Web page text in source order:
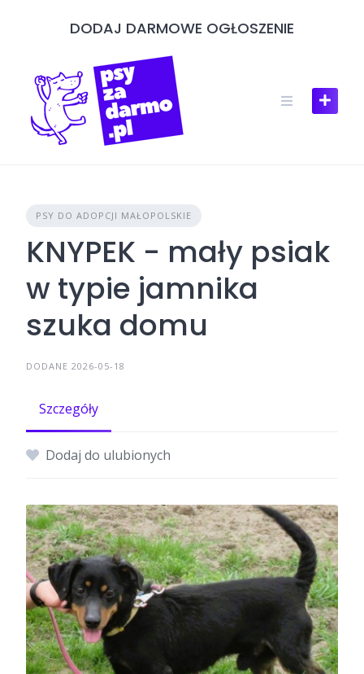
DODAJ DARMOWE OGŁOSZENIE
PSY DO ADOPCJI MAŁOPOLSKIE
KNYPEK - mały psiak
w typie jamnika
szuka domu
DODANE 2026-05-18
Szczegóły
Dodaj do ulubionych